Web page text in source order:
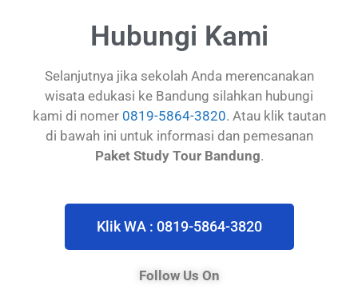
Hubungi Kami
Selanjutnya jika sekolah Anda merencanakan
wisata edukasi ke Bandung silahkan hubungi
kami di nomer 0819-5864-3820. Atau klik tautan
di bawah ini untuk informasi dan pemesanan
Paket Study Tour Bandung.
Klik WA : 0819-5864-3820
Follow Us On